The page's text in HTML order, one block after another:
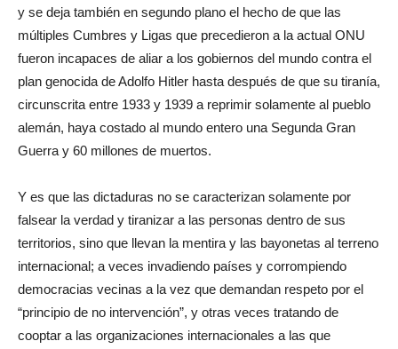
y se deja también en segundo plano el hecho de que las
múltiples Cumbres y Ligas que precedieron a la actual ONU
fueron incapaces de aliar a los gobiernos del mundo contra el
plan genocida de Adolfo Hitler hasta después de que su tiranía,
circunscrita entre 1933 y 1939 a reprimir solamente al pueblo
alemán, haya costado al mundo entero una Segunda Gran
Guerra y 60 millones de muertos.
Y es que las dictaduras no se caracterizan solamente por
falsear la verdad y tiranizar a las personas dentro de sus
territorios, sino que llevan la mentira y las bayonetas al terreno
internacional; a veces invadiendo países y corrompiendo
democracias vecinas a la vez que demandan respeto por el
“principio de no intervención”, y otras veces tratando de
cooptar a las organizaciones internacionales a las que